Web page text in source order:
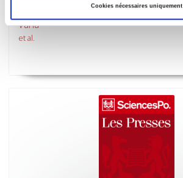
Cookies nécessaires uniquement
Vingtième Siècle 70 (2001-2)
Varia
et al.